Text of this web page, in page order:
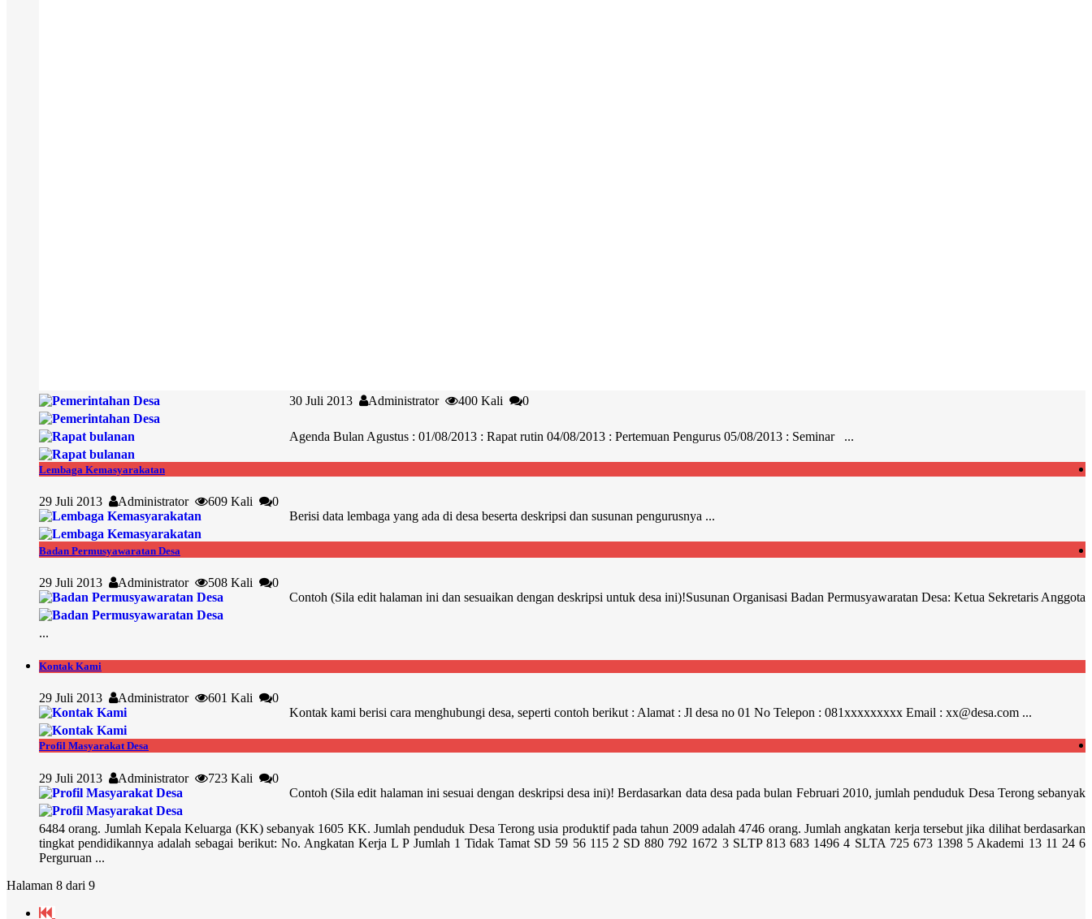
30 Juli 2013 Administrator 400 Kali 0
Agenda Bulan Agustus : 01/08/2013 : Rapat rutin 04/08/2013 : Pertemuan Pengurus 05/08/2013 : Seminar ...
Lembaga Kemasyarakatan
29 Juli 2013 Administrator 609 Kali
0
Berisi data lembaga yang ada di desa beserta deskripsi dan susunan pengurusnya ...
Badan Permusyawaratan Desa
29 Juli 2013 Administrator 508 Kali
0
Contoh (Sila edit halaman ini dan sesuaikan dengan deskripsi untuk desa ini)!Susunan Organisasi Badan Permusyawaratan Desa: Ketua Sekretaris Anggota
...
Kontak Kami
29 Juli 2013 Administrator 601 Kali
0
Kontak kami berisi cara menghubungi desa, seperti contoh berikut : Alamat : Jl desa no 01 No Telepon : 081xxxxxxxxx Email : xx@desa.com ...
Profil Masyarakat Desa
29 Juli 2013 Administrator 723 Kali
0
Contoh (Sila edit halaman ini sesuai dengan deskripsi desa ini)! Berdasarkan data desa pada bulan Februari 2010, jumlah penduduk Desa Terong sebanyak
6484 orang. Jumlah Kepala Keluarga (KK) sebanyak 1605 KK. Jumlah penduduk Desa Terong usia produktif pada tahun 2009 adalah 4746 orang. Jumlah angkatan kerja tersebut jika dilihat berdasarkan
tingkat pendidikannya adalah sebagai berikut: No. Angkatan Kerja L P Jumlah 1 Tidak Tamat SD 59 56 115 2 SD 880 792 1672 3 SLTP 813 683 1496 4 SLTA 725 673 1398 5 Akademi 13 11 24 6
Perguruan ...
Halaman 8 dari 9